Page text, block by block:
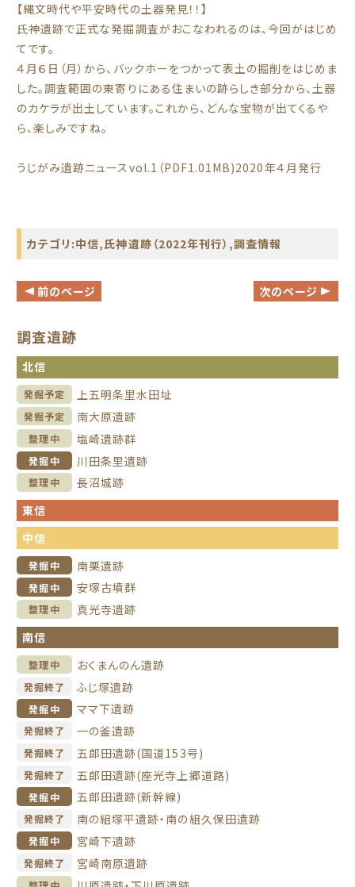
【縄文時代や平安時代の土器発見！！】
氏神遺跡で正式な発掘調査がおこなわれるのは、今回がはじめ
てです。
４月６日（月）から、バックホーをつかって表土の掘削をはじめま
した。調査範囲の東寄りにある住まいの跡らしき部分から、土器
のカケラが出土しています。これから、どんな宝物が出てくるや
ら、楽しみですね。
うじがみ遺跡ニュースvol.1 （PDF1.01MB)2020年４月発行
カテゴリ:中信,氏神遺跡（2022年刊行） ,調査情報
前のページ 次のページ
調査遺跡
北信
発掘予定 上五明条里水田址
発掘予定 南大原遺跡
整理中 塩崎遺跡群
発掘中 川田条里遺跡
整理中
長沼城跡
東信
中信
発掘中 南栗遺跡
発掘中 安塚古墳群
整理中
真光寺遺跡
南信
整理中 おくまんのん遺跡
発掘終了 ふじ塚遺跡
発掘中 ママ下遺跡
発掘終了 一の釜遺跡
発掘終了 五郎田遺跡(国道153号)
発掘終了 五郎田遺跡(座光寺上郷道路)
発掘中 五郎田遺跡(新幹線)
発掘終了 南の組塚平遺跡・南の組久保田遺跡
発掘中 宮崎下遺跡
発掘終了 宮崎南原遺跡